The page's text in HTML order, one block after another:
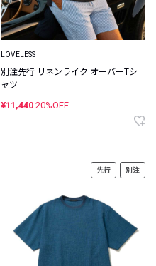
LOVELESS
別注先行 リネンライク オーバーTシ
ャツ
¥11,440 20%OFF
先行 別注